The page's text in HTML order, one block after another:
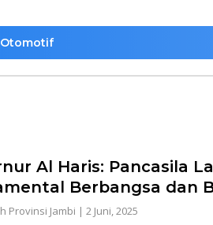
Otomotif
Al Haris: Pancasila
Berbangsa dan
Provinsi Jambi |2 Juni, 2025